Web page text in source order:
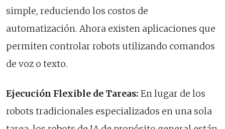
simple, reduciendo los costos de
automatización. Ahora existen aplicaciones que
permiten controlar robots utilizando comandos
de voz o texto.
Ejecución Flexible de Tareas: En lugar de los
robots tradicionales especializados en una sola